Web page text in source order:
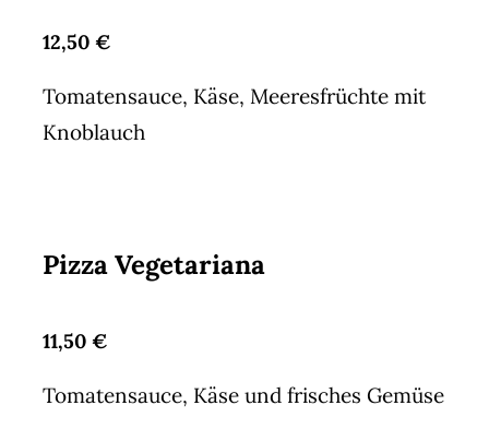
12,50 €
Tomatensauce, Käse, Meeresfrüchte mit
Knoblauch
Pizza Vegetariana
11,50 €
Tomatensauce, Käse und frisches Gemüse